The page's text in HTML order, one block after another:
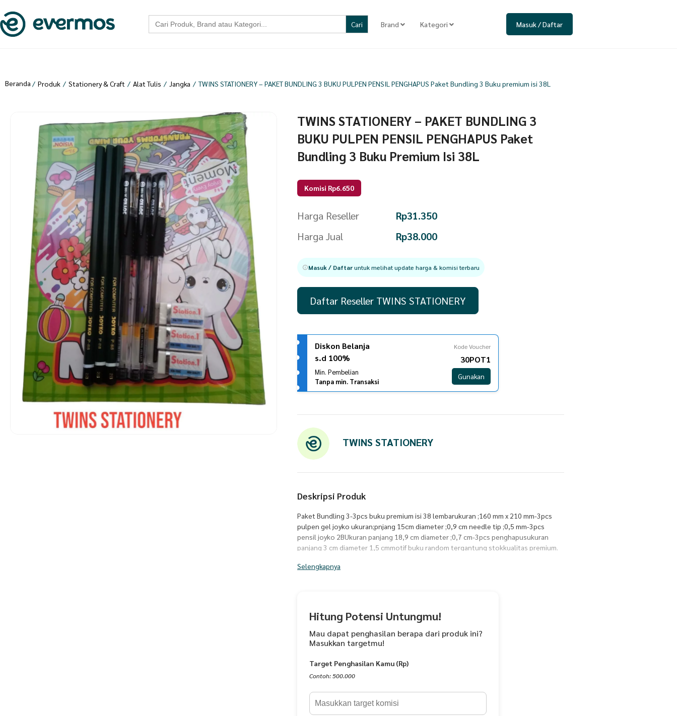
Search
for: Brand Kategori Masuk / Daftar
Beranda / Produk / Stationery & Craft / Alat Tulis / Jangka / TWINS STATIONERY – PAKET BUNDLING 3 BUKU PULPEN PENSIL PENGHAPUS Paket Bundling 3 Buku premium isi 38L
TWINS STATIONERY – PAKET BUNDLING 3
BUKU PULPEN PENSIL PENGHAPUS Paket
Bundling 3 Buku Premium Isi 38L
Komisi Rp6.650
Harga Reseller Rp31.350
Harga Jual
Rp38.000
Masuk / Daftaruntuk melihat update harga & komisi terbaru
Daftar Reseller TWINS STATIONERY
Diskon Belanja
s.d 100%
Min. Pembelian
Tanpa min. Transaksi
Kode Voucher
30POT1
Gunakan
TWINS STATIONERY
Deskripsi Produk
Paket Bundling 3-3pcs buku premium isi 38 lembarukuran ;160 mm x 210 mm-3pcs
pulpen gel joyko ukuran;pnjang 15cm diameter ;0,9 cm needle tip ;0,5 mm-3pcs
pensil joyko 2BUkuran panjang 18,9 cm diameter ;0,7 cm-3pcs penghapusukuran
panjang 3 cm diameter 1,5 cmmotif buku random tergantung stokkualitas premium.
Selengkapnya
Hitung Potensi Untungmu!
Mau dapat penghasilan berapa dari produk ini?
Masukkan targetmu!
Target Penghasilan Kamu (Rp)
Contoh: 500.000